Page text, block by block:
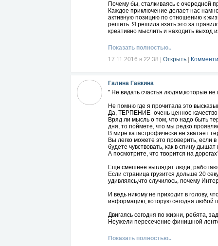
Почему бы, сталкиваясь с очередной
Каждое приключение делает нас
активную позицию по отношению к
решить. Я решила взять это за
креативно мыслить и находить выход
Показать полностью..
17.11.2016 в 22:38
Открыть
Галина Гавкина
" Не видать счастья людям,которые не
Не помню где я прочитала это
Да, ТЕРПЕНИЕ- очень ценное
Вряд ли мысль о том, что надо быть
дня, то поймете, что мы редко
В мире катастрофически не хватает
Вы легко можете это проверить, если
будете чувствовать, как в спину
А посмотрите, что творится на
Еще смешнее выглядят люди,
Если страница грузится дольше 20
удивляясь,что случилось, почему
И ведь никому не приходит в голову,
информацию, которую сегодня любой
Двигаясь сегодня по жизни, ребята,
Неужели пересечение финишной
Показать полностью..